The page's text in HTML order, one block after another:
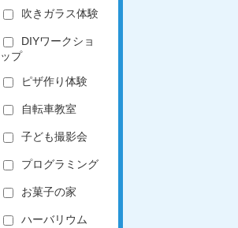
吹きガラス体験
DIYワークショ
ップ
ピザ作り体験
自転車教室
子ども撮影会
プログラミング
お菓子の家
ハーバリウム